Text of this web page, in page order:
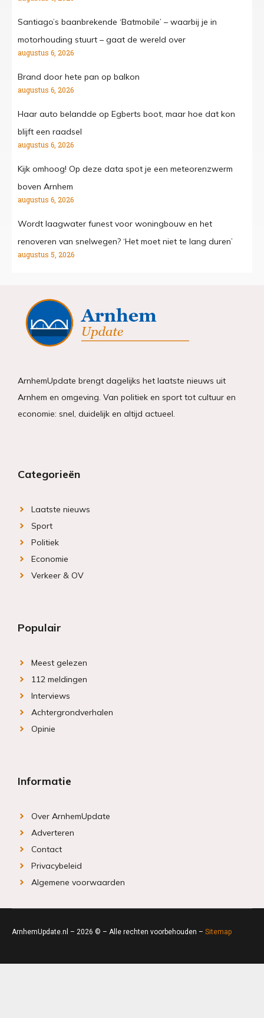
Santiago’s baanbrekende ‘Batmobile’ – waarbij je in
motorhouding stuurt – gaat de wereld over
augustus 6, 2026
Brand door hete pan op balkon
augustus 6, 2026
Haar auto belandde op Egberts boot, maar hoe dat kon
blijft een raadsel
augustus 6, 2026
Kijk omhoog! Op deze data spot je een meteorenzwerm
boven Arnhem
augustus 6, 2026
Wordt laagwater funest voor woningbouw en het
renoveren van snelwegen? ‘Het moet niet te lang duren’
augustus 5, 2026
ArnhemUpdate brengt dagelijks het laatste nieuws uit
Arnhem en omgeving. Van politiek en sport tot cultuur en
economie: snel, duidelijk en altijd actueel.
Categorieën
Laatste nieuws
Sport
Politiek
Economie
Verkeer & OV
Populair
Meest gelezen
112 meldingen
Interviews
Achtergrondverhalen
Opinie
Informatie
Over ArnhemUpdate
Adverteren
Contact
Privacybeleid
Algemene voorwaarden
ArnhemUpdate.nl – 2026 © – Alle rechten voorbehouden – Sitemap